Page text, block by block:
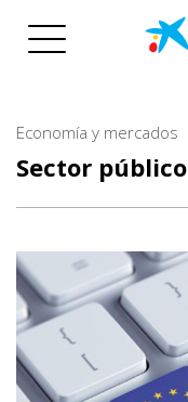
Economía y mercados
Sector público